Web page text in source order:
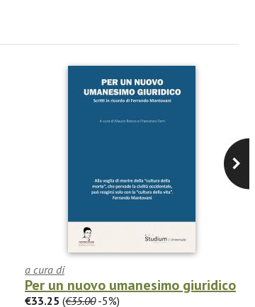
a cura di
Per un nuovo umanesimo giuridico
€33.25 (€35.00-5%)